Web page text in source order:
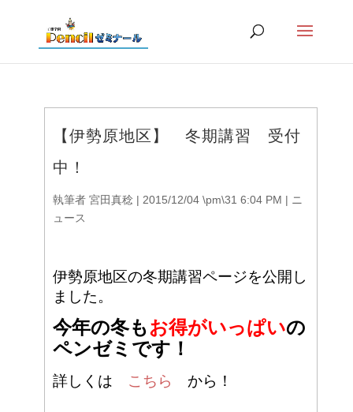
【伊勢原地区】 冬期講習 受付
中！
執筆者 宮田真稔| 2015/12/04 \pm\31 6:04 PM | ニ
ュース
伊勢原地区の冬期講習ページを公開し
ました。
今年の冬もお得がいっぱいの
ペンゼミです！
詳しくは こちら から！